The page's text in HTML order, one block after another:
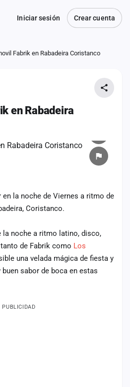
Iniciar sesión Crear cuenta
Fabrik en Rabadeira Coristanco
en Rabadeira
en la noche de Viernes a ritmo de
Coristanco.
la noche a ritmo latino, disco,
de Fabrik como Los
una velada mágica de fiesta y
sabor de boca en estas
PUBLICIDAD